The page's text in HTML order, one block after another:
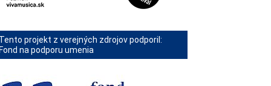
Tento projekt z verejných zdrojov podporil:
Fond na podporu umenia